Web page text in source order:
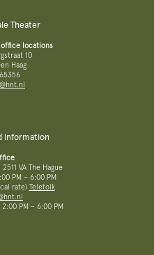
Theater
office locations
10
Haag
information
VA The Hague
PM – 6:00 PM
rate) Teletolk
PM – 6:00 PM